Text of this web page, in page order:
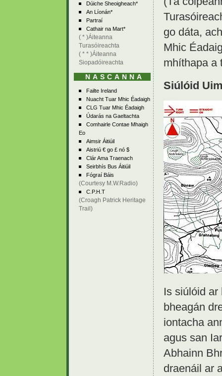
Dúiche Sheoigheach*
An Líonán*
Partraí
Cathair na Mart*
( * )Áiteanna
Turasóireachta
( * * )Áiteanna
Siopadóireachta
NASCANNA
Failte Ireland
Nuacht Tuar Mhic Éadaigh
CLG Tuar Mhic Éadaigh
Údarás na Gaeltachta
Comhairle Contae Mhaigh
Eo
Aimsir Áitiúil
Aistriú € go £ nó $
Clár Ama Traenach
Seirbhís Bus Áitiúil
Fógraí Báis
(Courtesy M.W.Radio)
C.P.H.T
(Croagh Patrick Heritage
Trail)
go dáta,
Mhic
mhíthapa a
Siúlóid
Is siúlóid
bheagán
iontacha
agus san
Abhainn
draenáil ar